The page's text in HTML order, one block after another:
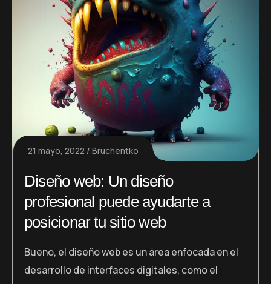
21 mayo, 2022 Bruchentko
Diseño web: Un diseño
profesional puede ayudarte a
posicionar tu sitio web
Bueno, el diseño web es un área enfocada en el
desarrollo de interfaces digitales, como el